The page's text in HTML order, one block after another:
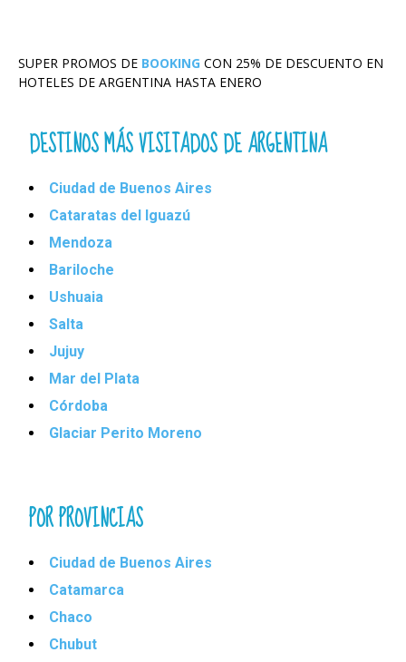
SUPER PROMOS DE BOOKING CON 25% DE DESCUENTO EN
HOTELES DE ARGENTINA HASTA ENERO
DESTINOS MÁS VISITADOS DE ARGENTINA
Ciudad de Buenos Aires
Cataratas del Iguazú
Mendoza
Bariloche
Ushuaia
Salta
Jujuy
Mar del Plata
Córdoba
Glaciar Perito Moreno
POR PROVINCIAS
Ciudad de Buenos Aires
Catamarca
Chaco
Chubut